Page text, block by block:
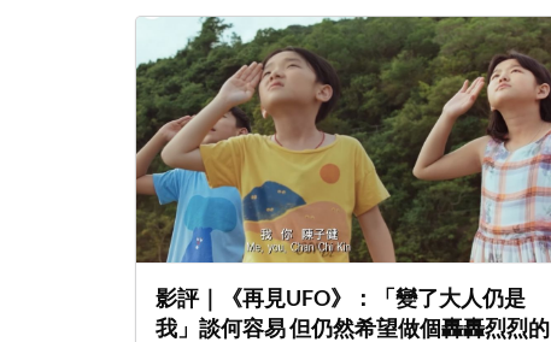
影評｜《再見UFO》：「變了大人仍是
我」談何容易 但仍然希望做個轟轟烈烈的